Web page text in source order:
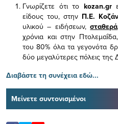
Γνωρίζετε ότι το kozan.gr
είδους του, στην Π.Ε.
υλικού – ειδήσεων,
χρόνια και στην
του 80% όλα τα γεγονότα
δύο μεγαλύτερες πόλεις της
Διαβάστε τη συνέχεια εδώ...
Μείνετε συντονισμένοι